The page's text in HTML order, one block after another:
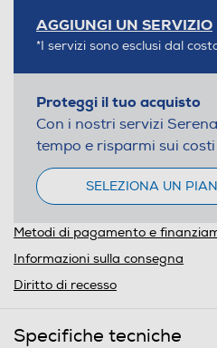
AGGIUNGI UN SERVIZIO
*I servizi sono esclusi dal
Proteggi il tuo acquisto
Con i nostri servizi
tempo e risparmi sui
SELEZIONA UN
Metodi di pagamento e
Informazioni sulla consegna
Diritto di recesso
Specifiche tecniche